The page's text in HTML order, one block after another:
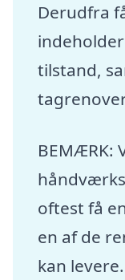
Derudfra
tilstand,
BEMÆRK:
oftest få
en af de
kan levere.